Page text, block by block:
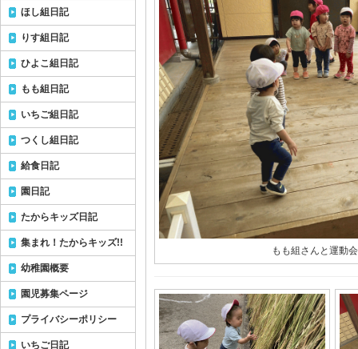
もも組さんと運動
ほし組日記
りす組日記
ひよこ組日記
もも組日記
いちご組日記
つくし組日記
給食日記
園日記
たからキッズ日記
集まれ！たからキッズ!!
幼稚園概要
園児募集ページ
プライバシーポリシー
いちご日記